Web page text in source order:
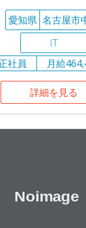
愛知県 名古屋市
IT
社員
月給
詳細を見る